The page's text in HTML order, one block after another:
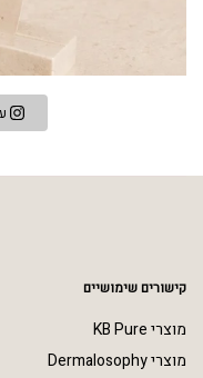
קישורים שימושיים
מוצרי KB Pure
מוצרי Dermalosophy